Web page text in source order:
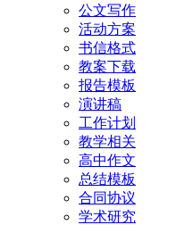
公文写作
活动方案
书信格式
教案下载
报告模板
演讲稿
工作计划
教学相关
高中作文
总结模板
合同协议
学术研究